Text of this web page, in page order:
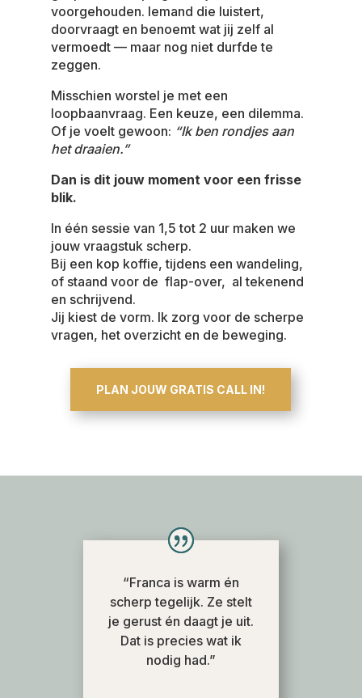
voorgehouden. Iemand die luistert,
doorvraagt en benoemt wat jij zelf al
vermoedt — maar nog niet durfde te
zeggen.
Misschien worstel je met een
loopbaanvraag. Een keuze, een dilemma.
Of je voelt gewoon: “Ik ben rondjes aan
het draaien.”
Dan is dit jouw moment voor een frisse
blik.
In één sessie van 1,5 tot 2 uur maken we
jouw vraagstuk scherp.
Bij een kop koffie, tijdens een wandeling,
of staand voor de flap-over, al tekenend
en schrijvend.
Jij kiest de vorm. Ik zorg voor de scherpe
vragen, het overzicht en de beweging.
PLAN JOUW GRATIS CALL IN!
“Franca is warm én
scherp tegelijk. Ze stelt
je gerust én daagt je uit.
Dat is precies wat ik
nodig had.”